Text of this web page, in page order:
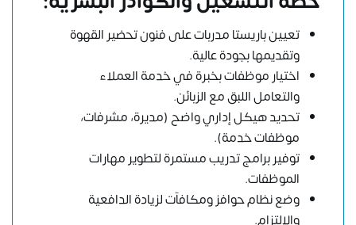
تعيين باريستا مدربات على فنون تحضير القهوة
وتقديمها بجودة عالية.
اختيار موظفات بخبرة في خدمة العملاء
والتعامل اللبق مع الزبائن.
تحديد هيكل إداري واضح (مديرة، مشرفات،
موظفات خدمة).
توفير برامج تدريب مستمرة لتطوير مهارات
الموظفات.
وضع نظام حوافز ومكافآت لزيادة الدافعية
والالتزام.